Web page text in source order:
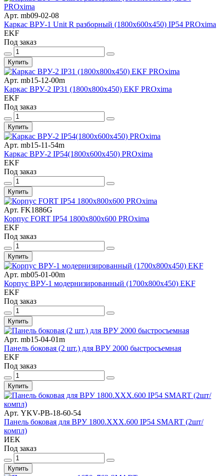
Арт. mb09-02-08
Каркас ВРУ-1 Unit R разборный (1800х600х450) IP54 PROxima
EKF
Под заказ
Купить
Арт. mb15-12-00m
Каркас ВРУ-2 IP31 (1800х800х450) EKF PROxima
EKF
Под заказ
Купить
Арт. mb15-11-54m
Каркас ВРУ-2 IP54(1800х600х450) PROxima
EKF
Под заказ
Купить
Арт. FK1886G
Корпус FORT IP54 1800x800x600 PROxima
EKF
Под заказ
Купить
Арт. mb05-01-00m
Корпус ВРУ-1 модернизированный (1700х800х450) EKF
EKF
Под заказ
Купить
Арт. mb15-04-01m
Панель боковая (2 шт.) для ВРУ 2000 быстросъемная
EKF
Под заказ
Купить
Арт. YKV-PB-18-60-54
Панель боковая для ВРУ 1800.ХХХ.600 IP54 SMART (2шт/
компл)
ИЕК
Под заказ
Купить